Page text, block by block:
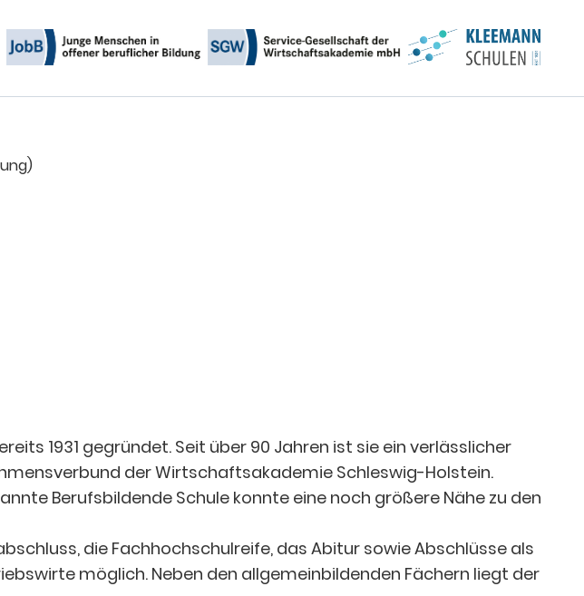
1931 gegründet. Seit über 90 Jahren ist sie ein verlässlicher
der Wirtschaftsakademie Schleswig-Holstein.
Berufsbildende Schule konnte eine noch größere Nähe zu den
die Fachhochschulreife, das Abitur sowie Abschlüsse als
möglich. Neben den allgemeinbildenden Fächern liegt der